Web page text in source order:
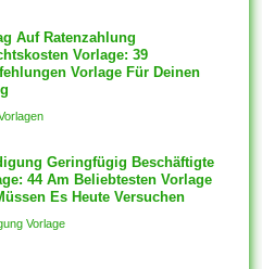
Auf Ratenzahlung
Vorlage: 39
Vorlage Für Deinen
Geringfügig Beschäftigte
44 Am Beliebtesten Vorlage
Es Heute Versuchen
Vorlage